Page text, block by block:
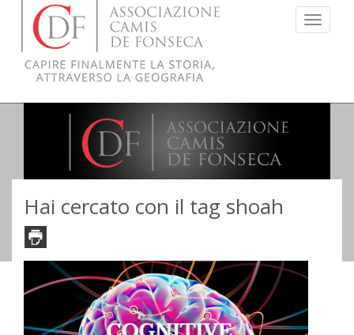
Menu
Hai cercato con il tag shoah